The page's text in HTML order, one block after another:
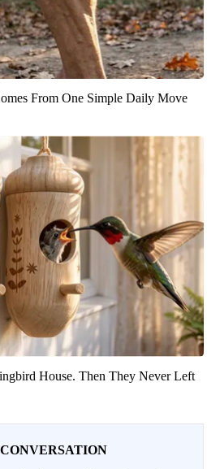
From One Simple Daily Move
House. Then They Never Left